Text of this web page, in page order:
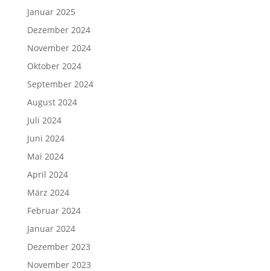
Januar 2025
Dezember 2024
November 2024
Oktober 2024
September 2024
August 2024
Juli 2024
Juni 2024
Mai 2024
April 2024
März 2024
Februar 2024
Januar 2024
Dezember 2023
November 2023